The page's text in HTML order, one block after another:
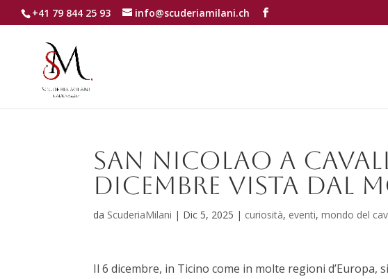
+41 79 844 25 93 info@scuderiamilani.ch
San Nicolao a
dicembre vista dal
da ScuderiaMilani | Dic 5, 2025 | curiosità, eventi,mondo del
Il 6 dicembre, in Ticino come in molte regioni d’Europa,